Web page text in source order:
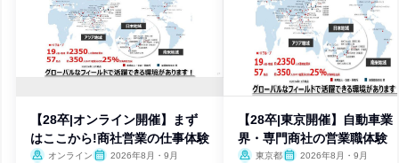
【28卒|オンライン開催】まず
はここから!商社営業の仕事体験
オンライン
2026年8月・9月
【28卒|東京開催】自動車業
界・専門商社の営業職体験
東京都
2026年8月・9月